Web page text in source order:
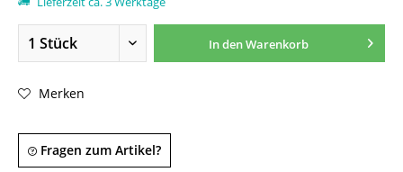
In denWarenkorb
Merken
Fragen zum Artikel?